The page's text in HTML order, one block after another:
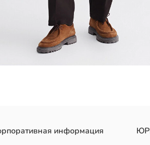
трёхниточной ткани с флисовой
информация